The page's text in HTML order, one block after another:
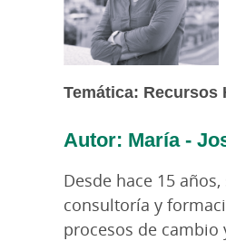
Temática: Recursos
Autor: María -
Desde hace 15
consultoría y
procesos de cambio